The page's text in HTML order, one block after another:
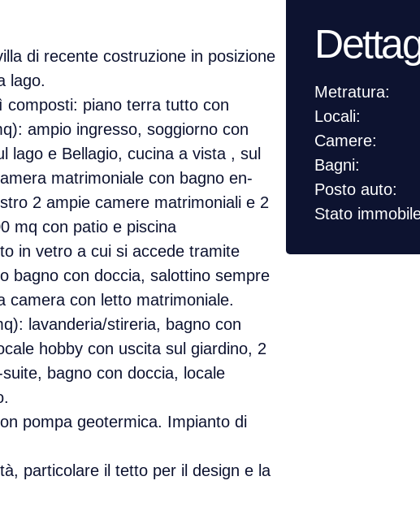
di recente costruzione in posizione
lago.
composti: piano terra tutto con
ampio ingresso, soggiorno con
lago e Bellagio, cucina a vista , sul
matrimoniale con bagno en-
2 ampie camere matrimoniali e 2
mq con patio e piscina
in vetro a cui si accede tramite
bagno con doccia, salottino sempre
camera con letto matrimoniale.
lavanderia/stireria, bagno con
hobby con uscita sul giardino, 2
bagno con doccia, locale
pompa geotermica. Impianto di
particolare il tetto per il design e la
Metratura:
Locali:
Camere:
Bagni:
Posto auto:
Stato